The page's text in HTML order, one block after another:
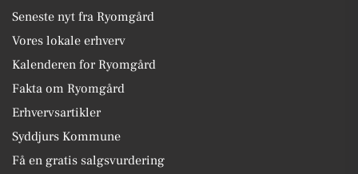
Seneste nyt fra Ryomgård
Vores lokale erhverv
Kalenderen for Ryomgård
Fakta om Ryomgård
Erhvervsartikler
Syddjurs Kommune
Få en gratis salgsvurdering